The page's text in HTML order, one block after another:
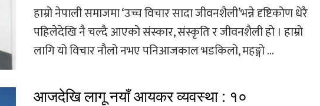
हाम्रो नेपाली समाजमा ‘उच्च विचार सादा जीवनशैली’भन्ने दृष्टिकोण धेरै
पहिलेदेखि नै चल्दै आएको संस्कार, संस्कृति र जीवनशैली हो । हाम्रो
लागि यो विचार नौलो नभए पनिआजकाल भडकिलो, महङ्गो ...
आजदेखि लागू नयाँ आयकर व्यवस्था : १०